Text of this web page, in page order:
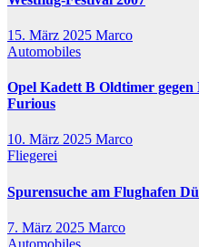
15. März 2025 Marco
Automobiles
Opel Kadett B Oldtimer
Furious
10. März 2025 Marco
Fliegerei
Spurensuche am Flughafen
7. März 2025 Marco
Automobiles